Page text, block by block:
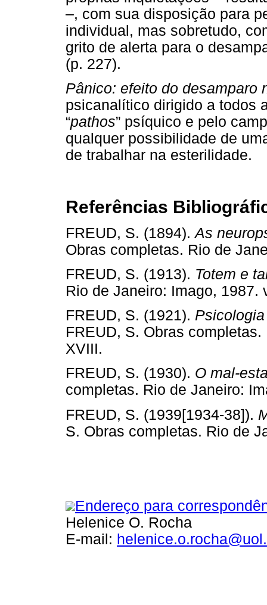
–, com sua disposição para
individual, mas sobretudo,
grito de alerta para o
(p. 227).
Pânico: efeito do desamparo
psicanalítico dirigido a todos
“pathos” psíquico e pelo
qualquer possibilidade de
de trabalhar na esterilidade.
Referências
FREUD, S. (1894).As
Obras completas. Rio de
FREUD, S. (1913). Totem e
Rio de Janeiro: Imago, 1987.
FREUD, S. (1921).
FREUD, S. Obras
XVIII.
FREUD, S. (1930). O mal-
completas. Rio de Janeiro:
FREUD, S. (1939[1934-38]).
S. Obras completas. Rio de
Endereço para
Helenice O. Rocha
E-mail: